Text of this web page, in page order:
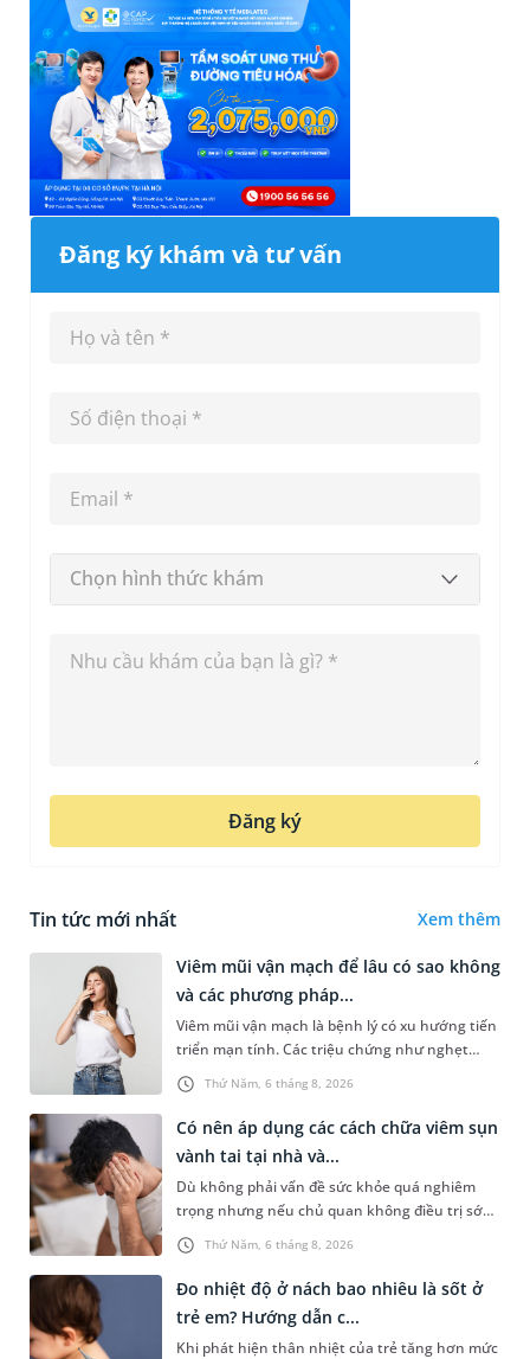
Đăng ký khám và tư vấn
Chọn hình thức khám
Đăng ký
Tin tức mới nhất Xem thêm
Thứ Năm, 6 tháng 8, 2026
Viêm mũi vận mạch để lâu có sao không
và các phương pháp...
Viêm mũi vận mạch là bệnh lý có xu hướng tiến
triển mạn tính. Các triệu chứng như nghẹt
mũi, chảy nước mũi thường xuyên khiến người
bệnh khó chịu. Tuy nhiên,...
Thứ Năm, 6 tháng 8, 2026
Có nên áp dụng các cách chữa viêm sụn
vành tai tại nhà và...
Dù không phải vấn đề sức khỏe quá nghiêm
trọng nhưng nếu chủ quan không điều trị sớm,
người bệnh có thể phải đối mặt với một số biến
chứng. Nếu chưa xuất hiệ...
Đo nhiệt độ ở nách bao nhiêu là sốt ở
trẻ em? Hướng dẫn c...
Khi phát hiện thân nhiệt của trẻ tăng hơn mức